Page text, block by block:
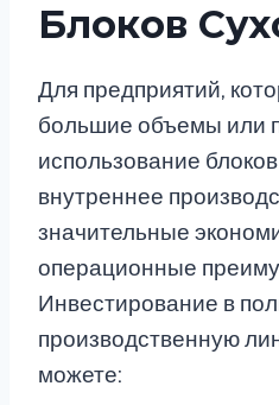
Блоков
Для предприятий,
большие объемы или
использование
внутреннее
значительные
операционные
Инвестирование в
производственную
можете: